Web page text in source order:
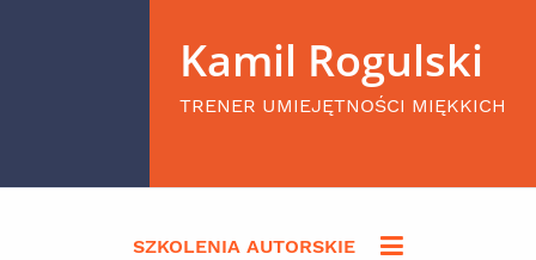
Kamil Rogulski
TRENER UMIEJĘTNOŚCI MIĘKKICH
SZKOLENIA AUTORSKIE